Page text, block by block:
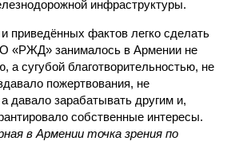
инфраструктуры.
приведённых фактов легко сделать
«РЖД» занималось в Армении не
а сугубой благотворительностью, не
пожертвования, не
давало зарабатывать другим и,
собственные интересы.
в Армении точка зрения по